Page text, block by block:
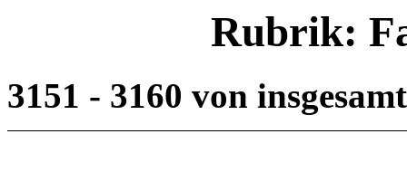
Rubrik:
3151 - 3160 von